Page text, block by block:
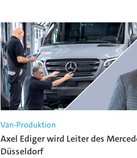
Van-Produktion
Axel Ediger wird Leiter des
Düsseldorf